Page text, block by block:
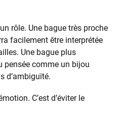
rôle. Une bague très proche
facilement être interprétée
Une bague plus
pensée comme un bijou
d’ambiguïté.
C’est d’éviter le